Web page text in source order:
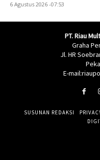
6 Agustus 2026 -07:53
PT. Riau
Graha
Jl. HR
E-
SUSUNAN REDAKSI